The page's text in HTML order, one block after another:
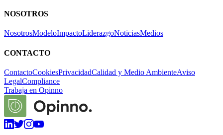
NOSOTROS
NosotrosModeloImpactoLiderazgoNoticiasMedios
CONTACTO
ContactoCookiesPrivacidadCalidad y Medio AmbienteAviso
LegalCompliance
Trabaja en Opinno